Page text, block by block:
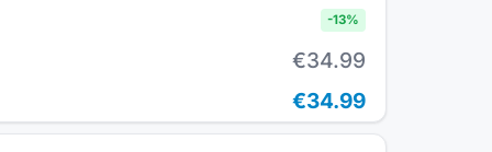
-13%
€34.99
€34.99